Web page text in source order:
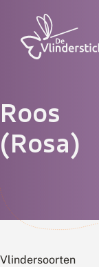
Roos
(Rosa)
Vlindersoorten